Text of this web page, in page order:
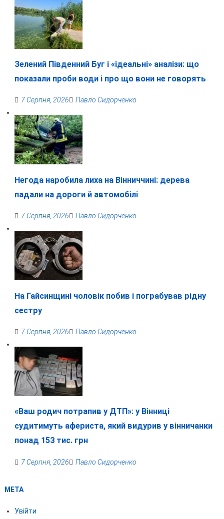
Зелений Південний Буг і «ідеальні» аналізи: що
показали проби води і про що вони не говорять
7 Серпня, 2026 Павло Сидорченко
Негода наробила лиха на Вінниччині: дерева
падали на дороги й автомобілі
7 Серпня, 2026 Павло Сидорченко
На Гайсинщині чоловік побив і пограбував рідну
сестру
7 Серпня, 2026 Павло Сидорченко
«Ваш родич потрапив у ДТП»: у Вінниці
судитимуть афериста, який видурив у вінничанки
понад 153 тис. грн
7 Серпня, 2026 Павло Сидорченко
МЕТА
Увійти